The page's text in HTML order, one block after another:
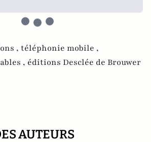
, téléphonie mobile ,
, éditions Desclée de Brouwer
AUTEURS